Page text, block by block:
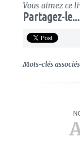
Vous aimez ce
Partagez-le...
Mots-clés